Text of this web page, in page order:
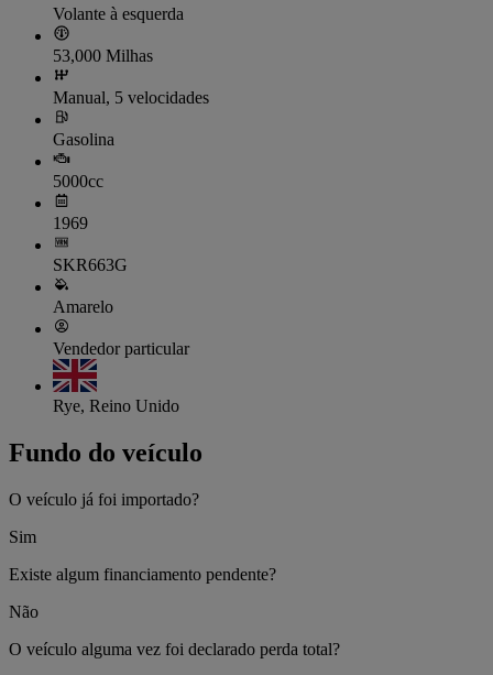
Volante à esquerda
53,000 Milhas
Manual, 5 velocidades
Gasolina
5000cc
1969
SKR663G
Amarelo
Vendedor particular
Rye, Reino Unido
Fundo do veículo
O veículo já foi importado?
Sim
Existe algum financiamento pendente?
Não
O veículo alguma vez foi declarado perda total?